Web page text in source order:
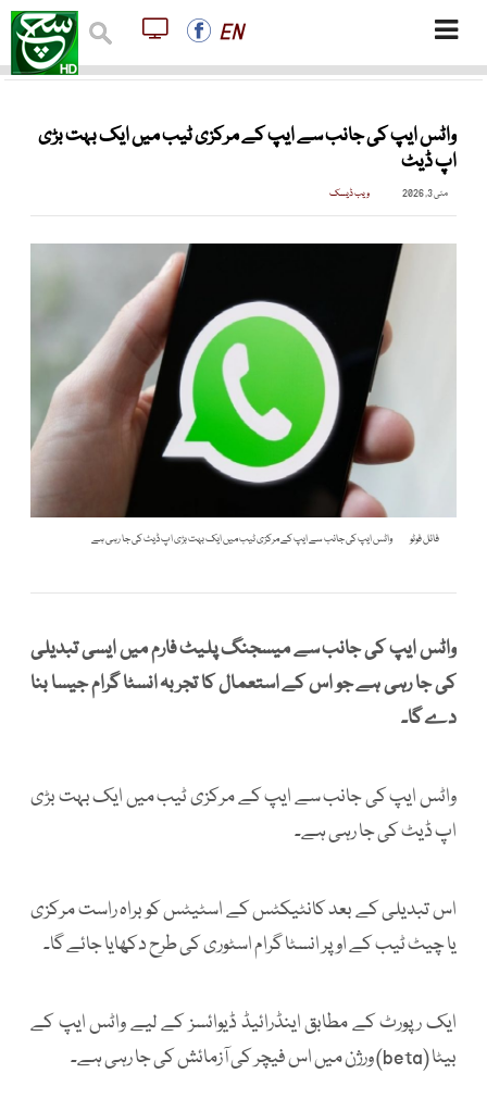
EN
واٹس ایپ کی جانب سے ایپ کے مرکزی ٹیب میں ایک بہت بڑی
اپ ڈیٹ
مئی 3, 2026 ویب ڈیسک
فائل فوٹو واٹس ایپ کی جانب سے ایپ کے مرکزی ٹیب میں ایک بہت بڑی اپ ڈیٹ کی جا رہی ہے
واٹس ایپ کی جانب سے میسجنگ پلیٹ فارم میں ایسی تبدیلی
کی جا رہی ہے جو اس کے استعمال کا تجربہ انسٹا گرام جیسا بنا
دے گا۔
واٹس ایپ کی جانب سے ایپ کے مرکزی ٹیب میں ایک بہت بڑی
اپ ڈیٹ کی جا رہی ہے۔
اس تبدیلی کے بعد کانٹیکٹس کے اسٹیٹس کو براہ راست مرکزی
یا چیٹ ٹیب کے اوپر انسٹا گرام اسٹوری کی طرح دکھایا جائے گا۔
ایک رپورٹ کے مطابق اینڈرائیڈ ڈیوائسز کے لیے واٹس ایپ کے
بیٹا (beta) ورژن میں اس فیچر کی آزمائش کی جا رہی ہے۔